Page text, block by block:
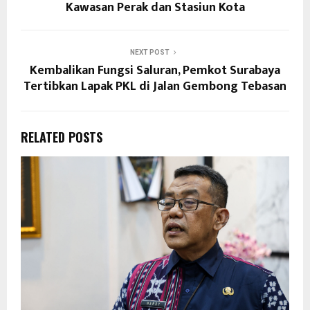
Kawasan Perak dan Stasiun Kota
NEXT POST
Kembalikan Fungsi Saluran, Pemkot Surabaya
Tertibkan Lapak PKL di Jalan Gembong Tebasan
RELATED POSTS